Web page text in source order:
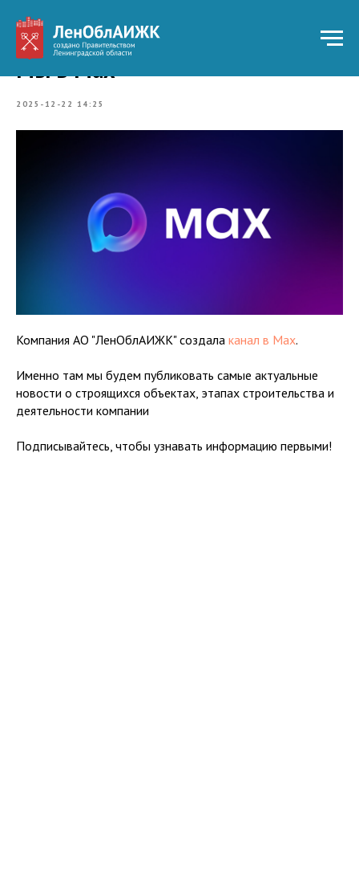
Мы в Max
2025-12-22 14:25
Компания АО "ЛенОблАИЖК" создала канал в Max.
Именно там мы будем публиковать самые актуальные
новости о строящихся объектах, этапах строительства и
деятельности компании
Подписывайтесь, чтобы узнавать информацию первыми!